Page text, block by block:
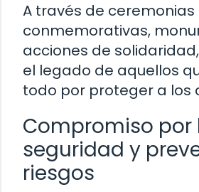
A través de ceremonias
conmemorativas,
acciones de
el legado de aquellos
todo por proteger a los
Compromiso por
seguridad y
riesgos